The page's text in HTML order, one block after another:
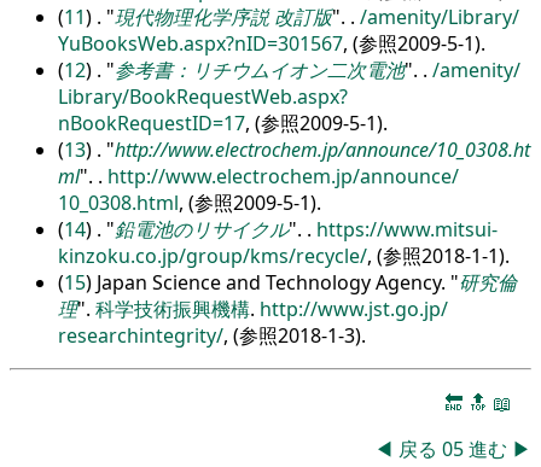
(11) . 現代物理化学序説 改訂版 . . /amenity/Library/
YuBooksWeb.aspx?nID=301567, (参照2009-5-1).
(12) . 参考書：リチウムイオン二次電池 . . /amenity/
Library/BookRequestWeb.aspx?
nBookRequestID=17, (参照2009-5-1).
(13) . http://www.electrochem.jp/announce/10_0308.ht
ml . . http://www.electrochem.jp/announce/
10_0308.html, (参照2009-5-1).
(14) . 鉛電池のリサイクル . . https://www.mitsui-
kinzoku.co.jp/group/kms/recycle/, (参照2018-1-1).
(15) Japan Science and Technology Agency. 研究倫
理 . 科学技術振興機構. http://www.jst.go.jp/
researchintegrity/, (参照2018-1-3).
🔚 🔝 📖
◀ 戻る 05進む ▶